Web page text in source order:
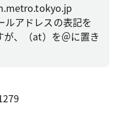
アドレスの表記を
が、（at）を＠に置き